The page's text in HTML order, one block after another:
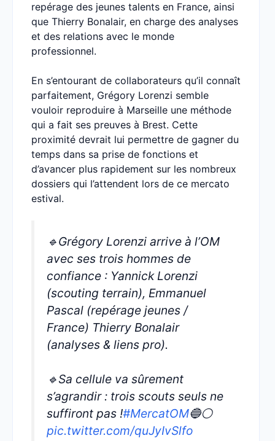
repérage des jeunes talents en France, ainsi
que Thierry Bonalair, en charge des analyses
et des relations avec le monde
professionnel.
En s’entourant de collaborateurs qu’il connaît
parfaitement, Grégory Lorenzi semble
vouloir reproduire à Marseille une méthode
qui a fait ses preuves à Brest. Cette
proximité devrait lui permettre de gagner du
temps dans sa prise de fonctions et
d’avancer plus rapidement sur les nombreux
dossiers qui l’attendent lors de ce mercato
estival.
🔹Grégory Lorenzi arrive à l’OM
avec ses trois hommes de
confiance : Yannick Lorenzi
(scouting terrain), Emmanuel
Pascal (repérage jeunes /
France) Thierry Bonalair
(analyses & liens pro).
🔹Sa cellule va sûrement
s’agrandir : trois scouts seuls ne
suffiront pas !#MercatOM🔵⚪
pic.twitter.com/quJyIvSlfo